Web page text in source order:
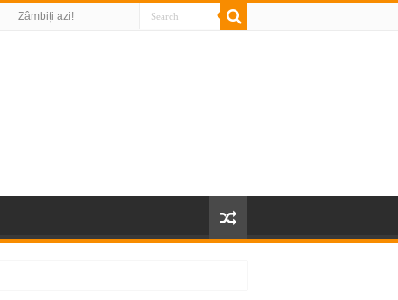
Zâmbiți azi!